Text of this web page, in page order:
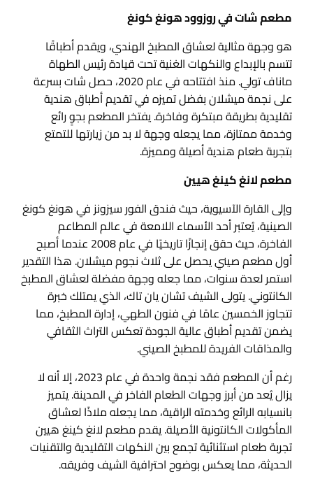
مطعم شات في روزوود هونغ كونغ
هو وجهة مثالية لعشاق المطبخ الهندي، ويقدم أطباقًا
تتسم بالإبداع والنكهات الغنية تحت قيادة رئيس الطهاة
ماناف تولي. منذ افتتاحه في عام 2020، حصل شات بسرعة
على نجمة ميشلان بفضل تميزه في تقديم أطباق هندية
تقليدية بطريقة مبتكرة وفاخرة. يفتخر المطعم بجوٍ رائع
وخدمة ممتازة، مما يجعله وجهة لا بد من زيارتها للتمتع
بتجربة طعام هندية أصيلة ومميزة.
مطعم لانغ كينغ هيين
وإلى القارة الآسيوية، حيث فندق الفور سيزونز في هونغ كونغ
الصينية، يُعتبر أحد الأسماء اللامعة في عالم المطاعم
الفاخرة، حيث حقق إنجازًا تاريخيًا في عام 2008 عندما أصبح
أول مطعم صيني يحصل على ثلاث نجوم ميشلان. هذا التقدير
استمر لعدة سنوات، مما جعله وجهة مفضلة لعشاق المطبخ
الكانتوني. يتولى الشيف تشان يان تاك، الذي يمتلك خبرة
تتجاوز الخمسين عامًا في فنون الطهي، إدارة المطبخ، مما
يضمن تقديم أطباق عالية الجودة تعكس التراث الثقافي
والمذاقات الفريدة للمطبخ الصيني.
رغم أن المطعم فقد نجمة واحدة في عام 2023، إلا أنه لا
يزال يُعد من أبرز وجهات الطعام الفاخر في المدينة. يتميز
بانسيابه الرائع وخدمته الراقية، مما يجعله ملاذًا لعشاق
المأكولات الكانتونية الأصيلة. يقدم مطعم لانغ كينغ هيين
تجربة طعام استثنائية تجمع بين النكهات التقليدية والتقنيات
الحديثة، مما يعكس بوضوح احترافية الشيف وفريقه.